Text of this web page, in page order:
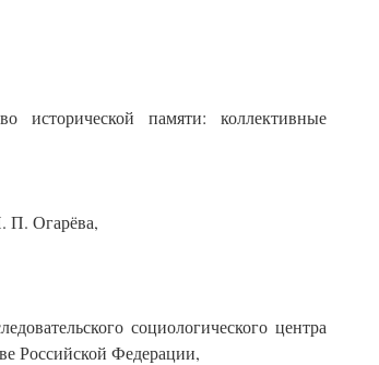
исторической памяти: коллективные
П. Огарёва,
социологического центра
Российской Федерации,